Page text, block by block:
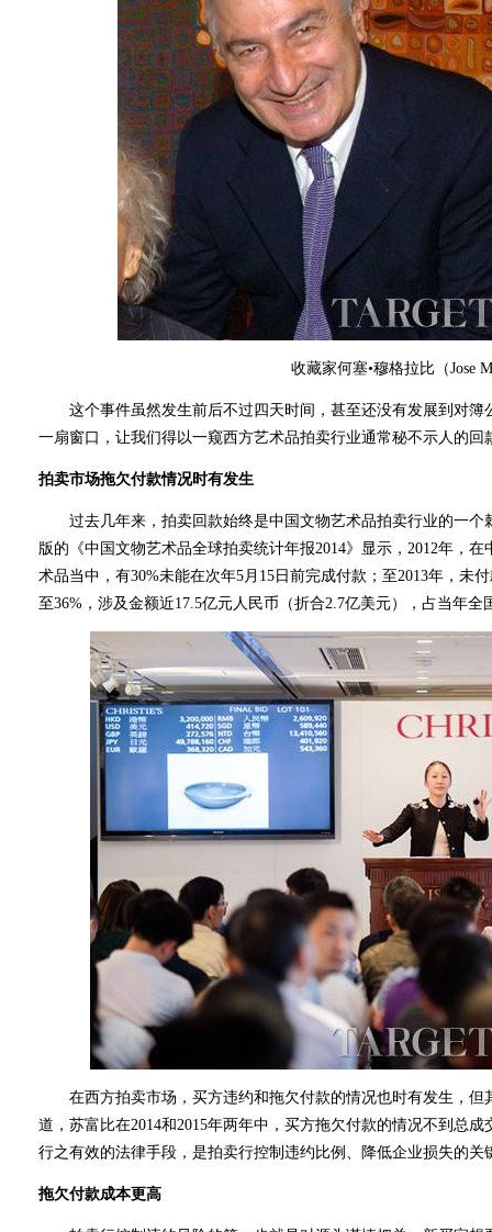
收藏家何塞•穆格拉比（Jose
这个事件虽然发生前后不过四天时间，甚至还没有发展到对簿
一扇窗口，让我们得以一窥西方艺术品拍卖行业通常秘不示人的回
拍卖市场拖欠付款情况时有发生
过去几年来，拍卖回款始终是中国文物艺术品拍卖行业的一个
版的《中国文物艺术品全球拍卖统计年报2014》显示，2012年，
术品当中，有30%未能在次年5月15日前完成付款；至2013年，未
至36%，涉及金额近17.5亿元人民币（折合2.7亿美元），占当年
在西方拍卖市场，买方违约和拖欠付款的情况也时有发生，但
道，苏富比在2014和2015年两年中，买方拖欠付款的情况不到总
行之有效的法律手段，是拍卖行控制违约比例、降低企业损失的关
拖欠付款成本更高